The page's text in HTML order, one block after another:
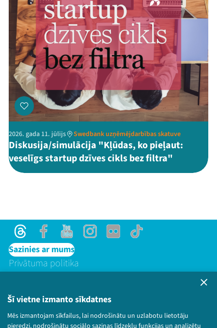
Šī vietne izmanto sīkdatnes
Mēs izmantojam sīkfailus, lai nodrošinātu un uzlabotu lietotāju
pieredzi, nodrošinātu sociālo saziņas līdzekļu funkcijas un analizētu
2026. gada 11. jūlijs Swedbank uzņēmējdarbības skatuve
Diskusija/simulācija "Kļūdas, ko pieļaut:
veselīgs startup dzīves cikls bez filtra"
ThreadsFacebookYoutubeInstagram
Flick TikTok
Sazinies ar mums
Privātuma politika
© 2026 Sarunu festivāls LAMPA Visas tiesības
paturētas.